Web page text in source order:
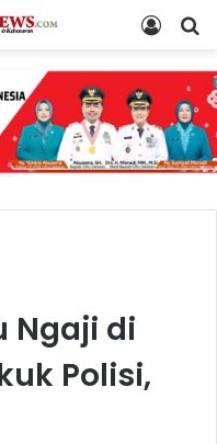
Log
Ngaji di
Polisi,